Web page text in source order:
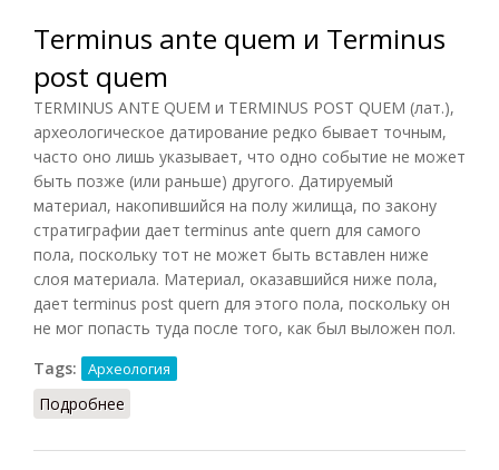
Terminus ante quem и Terminus
post quem
TERMINUS ANTE QUEM и TERMINUS POST QUEM (лат.),
археологическое датирование редко бывает точным,
часто оно лишь указывает, что одно событие не может
быть позже (или раньше) другого. Датируемый
материал, накопившийся на полу жилища, по закону
стратиграфии дает terminus ante quern для самого
пола, поскольку тот не может быть вставлен ниже
слоя материала. Материал, оказавшийся ниже пола,
дает terminus post quern для этого пола, поскольку он
не мог попасть туда после того, как был выложен пол.
Tags:
Археология
Подробнее